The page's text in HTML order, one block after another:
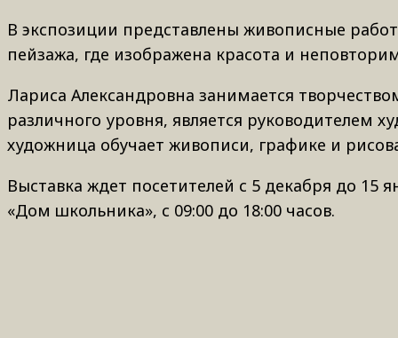
В экспозиции представлены живописные
пейзажа, где изображена красота и
Лариса Александровна занимается
различного уровня, является руководителем
художница обучает живописи, графике и
Выставка ждет посетителей с 5 декабря до 15
«Дом школьника», с 09:00 до 18:00 часов.